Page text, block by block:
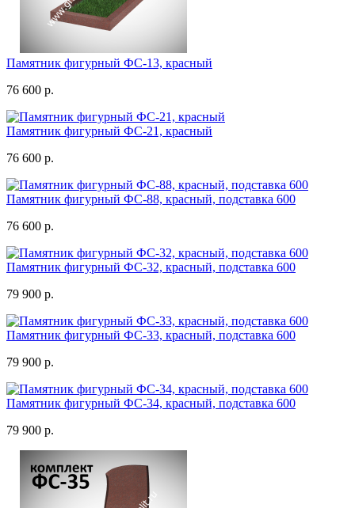
Памятник фигурный ФС-13, красный
76 600 р.
Памятник фигурный ФС-21, красный
76 600 р.
Памятник фигурный ФС-88, красный, подставка 600
76 600 р.
Памятник фигурный ФС-32, красный, подставка 600
79 900 р.
Памятник фигурный ФС-33, красный, подставка 600
79 900 р.
Памятник фигурный ФС-34, красный, подставка 600
79 900 р.